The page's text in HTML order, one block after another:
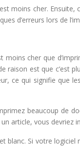
moins cher. Ensuite,
d’erreurs lors de
cher que
raison est que c’est
ce qui signifie que
beaucoup de
article, vous devriez
Si votre logiciel